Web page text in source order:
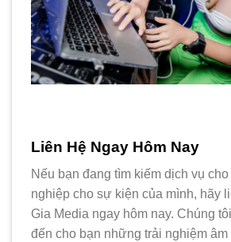
Liên Hệ Ngay Hôm Nay
Nếu bạn đang tìm kiếm dịch vụ
nghiệp cho sự kiện của mình, hãy
Gia Media ngay hôm nay. Chúng
đến cho bạn những trải nghiệm